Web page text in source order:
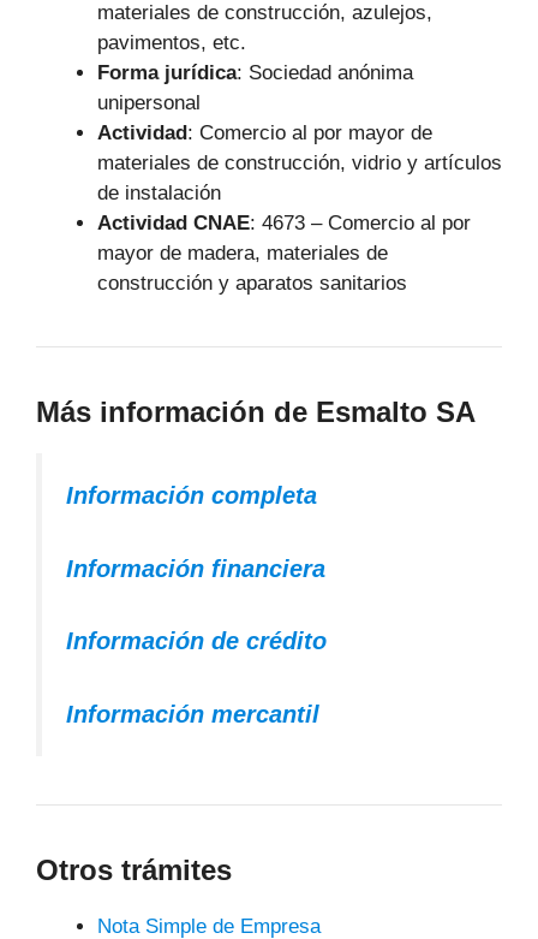
materiales de construcción, azulejos,
pavimentos, etc.
Forma jurídica: Sociedad anónima
unipersonal
Actividad: Comercio al por mayor de
materiales de construcción, vidrio y artículos
de instalación
Actividad CNAE: 4673 – Comercio al por
mayor de madera, materiales de
construcción y aparatos sanitarios
Más información de Esmalto SA
Información completa
Información financiera
Información de crédito
Información mercantil
Otros trámites
Nota Simple de Empresa